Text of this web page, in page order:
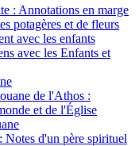
: Annotations en marge
potagères et de fleurs
avec les enfants
avec les Enfants et
de l'Athos :
et de l'Église
d'un père spirituel